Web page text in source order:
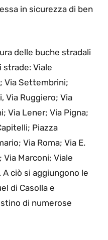
in sicurezza di ben
delle buche stradali
Viale
Via Settembrini;
Via Ruggiero; Via
Via Lener; Via Pigna;
Piazza
Via Roma; Via E.
Via Marconi; Viale
A ciò si aggiungono le
di Casolla e
di numerose